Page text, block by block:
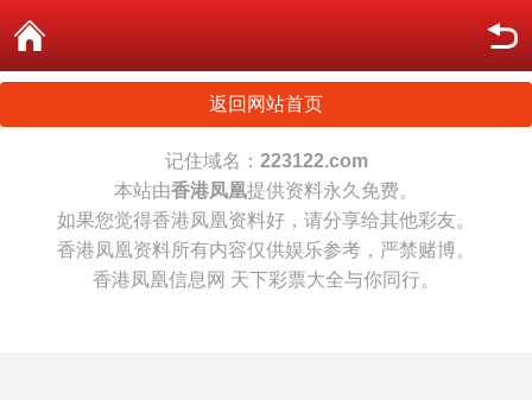
返回网站首页
记住域名： 223122.com
本站由香港凤凰提供资料永久免费。
如果您觉得香港凤凰资料好，请分享给其他彩友。
香港凤凰资料所有内容仅供娱乐参考，严禁赌博。
香港凤凰信息网 天下彩票大全与你同行。